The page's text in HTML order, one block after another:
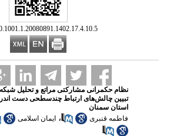
نظام حکمرانی مشارکتی مراتع و تحلیل
تبیین چالش‌های ارتباط چندسطحی دست
استان سمنان
فاطمه قنبری
، ایمان اسلامی